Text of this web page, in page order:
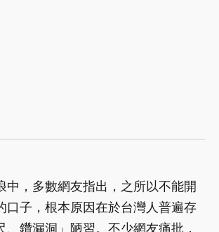
中，多數網友指出，之所以不能開
口子，根本原因在於台灣人普遍存
、鑽漏洞」陋習。不少網友痛批，